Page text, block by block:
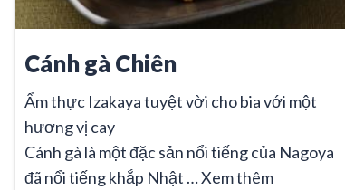
Cánh gà Chiên
Ẩm thực Izakaya tuyệt vời cho bia với một
hương vị cay
Cánh gà là một đặc sản nổi tiếng của Nagoya
đã nổi tiếng khắp Nhật …Xem thêm